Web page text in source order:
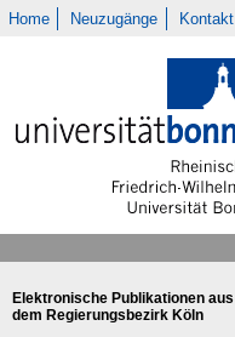
Home Neuzugänge Kontakt
Elektronische Publikationen aus
dem Regierungsbezirk Köln